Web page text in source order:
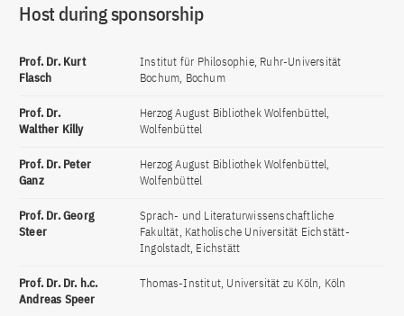
Host during sponsorship
Prof. Dr. Kurt
Flasch
Institut für Philosophie, Ruhr-Universität
Bochum, Bochum
Prof. Dr.
Walther Killy
Herzog August Bibliothek Wolfenbüttel,
Wolfenbüttel
Prof. Dr. Peter
Ganz
Herzog August Bibliothek Wolfenbüttel,
Wolfenbüttel
Prof. Dr. Georg
Steer
Sprach- und Literaturwissenschaftliche
Fakultät, Katholische Universität Eichstätt-
Ingolstadt, Eichstätt
Prof. Dr. Dr. h.c.
Andreas Speer
Thomas-Institut, Universität zu Köln, Köln